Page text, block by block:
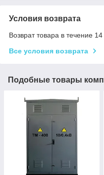
Условия возврата
Возврат товара в течение
Все условия возврата
Подобные товары